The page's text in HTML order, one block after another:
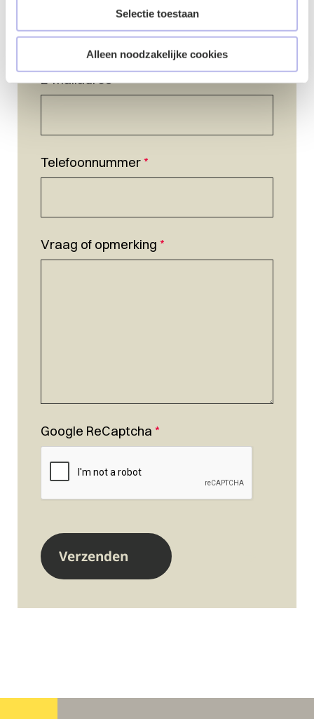
Selectie toestaan
Alleen noodzakelijke cookies
E-mailadres*
Telefoonnummer*
Vraag of opmerking *
Google ReCaptcha *